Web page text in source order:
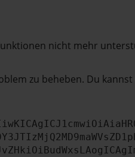
nicht mehr
zu beheben. Du kannst